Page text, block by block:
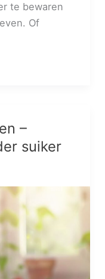
te bewaren
Of
–
suiker